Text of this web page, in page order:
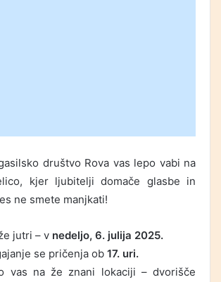
društvo Rova vas lepo vabi na
kjer ljubitelji domače glasbe in
ne smete manjkati!
jutri – v nedeljo, 6. julija 2025.
se pričenja ob17. uri.
vas na že znani lokaciji – dvorišče